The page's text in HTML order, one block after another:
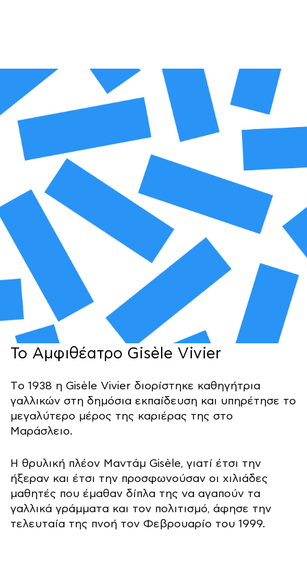
ΣΠΟΥΔΕΣ
ΣΥΝΕΡΓΕΙΕΣ
ΒΙΒΛΙΟΘΗΚΗ
Το Αμφιθέατρο Gisèle Vivier
Tο 1938 η Gisèle Vivier διορίστηκε καθηγήτρια
γαλλικών στη δημόσια εκπαίδευση και υπηρέτησε το
μεγαλύτερο μέρος της καριέρας της στο
Μαράσλειο.
Η θρυλική πλέον Μαντάμ Gisèle, γιατί έτσι την
ήξεραν και έτσι την προσφωνούσαν οι χιλιάδες
μαθητές που έμαθαν δίπλα της να αγαπούν τα
γαλλικά γράμματα και τον πολιτισμό, άφησε την
τελευταία της πνοή τον Φεβρουαρίο του 1999.